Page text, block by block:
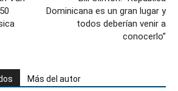
Dominicana es un gran lugar y
todos deberían venir a
conocerlo”
Más del autor